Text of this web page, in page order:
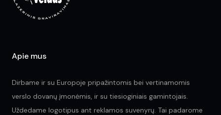
Apie mus
Dirbame ir su Europoje pripažintomis bei vertinamomis
verslo dovanų įmonėmis, ir su tiesioginiais gamintojais.
Uždedame logotipus ant reklamos suvenyrų. Tai padarome